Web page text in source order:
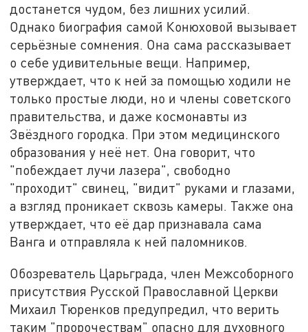
достанется чудом, без лишних усилий.
Однако биография самой Конюховой вызывает
серьёзные сомнения. Она сама рассказывает
о себе удивительные вещи. Например,
утверждает, что к ней за помощью ходили не
только простые люди, но и члены советского
правительства, и даже космонавты из
Звёздного городка. При этом медицинского
образования у неё нет. Она говорит, что
"побеждает лучи лазера", свободно
"проходит" свинец, "видит" руками и глазами,
а взгляд проникает сквозь камеры. Также она
утверждает, что её дар признавала сама
Ванга и отправляла к ней паломников.
Обозреватель Царьграда, член Межсоборного
присутствия Русской Православной Церкви
Михаил Тюренков предупредил, что верить
таким "пророчествам" опасно для духовного